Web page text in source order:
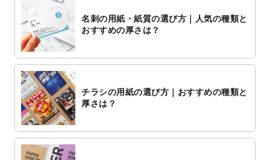
名刺の用紙・紙質の選び方｜人気の種類と
おすすめの厚さは？
チラシの用紙の選び方｜おすすめの種類と
厚さは？